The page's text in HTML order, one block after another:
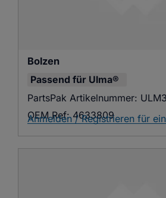
Bolzen
Passend für Ulma®
PartsPak Artikelnummer:
OEM Ref: 4633809
Anmelden / Registrieren für